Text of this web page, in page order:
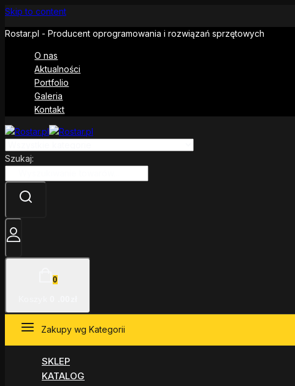
Skip to content
Rostar.pl - Producent oprogramowania i rozwiązań sprzętowych
O nas
Aktualności
Portfolio
Galeria
Kontakt
Szukaj:
0
Zakupy wg Kategorii
SKLEP
KATALOG